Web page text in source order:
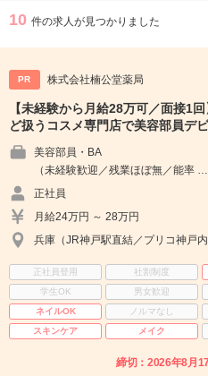
10 件の求人が見つかりました
PR 株式会社楠公堂薬局
【未経験から月給28万可／面接1
ど扱うコスメ専門店で美容部員デ
美容部員・BA
（未経験歓迎／残業ほぼ無／能率 …
正社員
月給24万円 ～ 28万円
兵庫（JR神戸駅直結／プリコ神戸内
正社員登用 社割制度
学生OK
男女歓迎
ネイルOK
ノルマなし
スキンケア
メイク
締切：2026年8月